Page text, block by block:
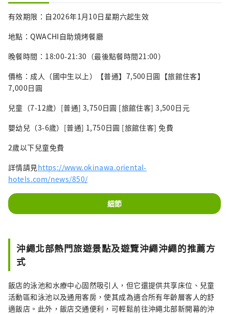
有效期限：自2026年1月10日星期六起生效
地點：QWACHI自助燒烤餐廳
晚餐時間：18:00-21:30（最後點餐時間21:00）
價格：成人（國中生以上）【普通】7,500日圓【旅館住客】
7,000日圓
兒童（7-12歲）[普通] 3,750日圓 [旅館住客] 3,500日元
嬰幼兒（3-6歲）[普通] 1,750日圓 [旅館住客] 免費
2歲以下兒童免費
詳情請見https://www.okinawa.oriental-
hotels.com/news/850/
細節
沖繩北部熱門旅遊景點及遊覽沖繩沖繩的推薦方
式
飯店的泳​​池和水療中心固然吸引人，但它還提供共享床位、兒童
活動區和泳池以及通用客房，使其成為適合所有年齡層客人的舒
適飯店。此外，飯店交通便利，可輕鬆前往沖繩北部新開幕的沖